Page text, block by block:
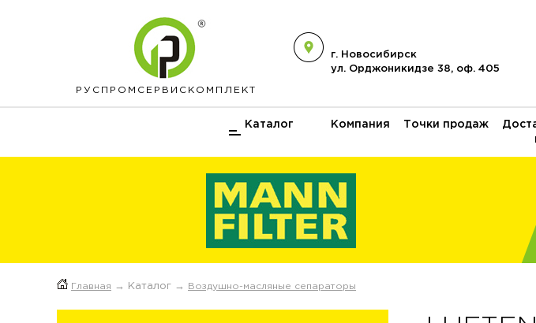
РУСПРОМ СЕРВИСКОМПЛЕКТ
г. Новосибирск
ул. Орджоникидзе 38, оф. 405
Каталог Компания Точки продаж
Главная → Каталог → Воздушно-масляные сепараторы